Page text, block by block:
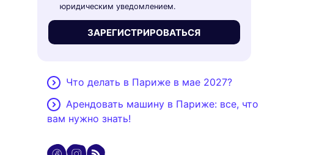
юридическим уведомлением.
ЗАРЕГИСТРИРОВАТЬСЯ
Что делать в Париже в мае 2027?
Арендовать машину в Париже: все, что
вам нужно знать!